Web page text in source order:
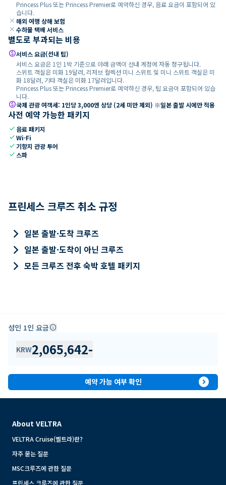
Princess Plus 또는 Princess Premier로 예약하신 경우, 음료 요금이 포함되어 있
습니다.
close 해외 여행 상해 보험
close 수하물 택배 서비스
별도로 부과되는 비용
paid서비스 요금(선내 팁)
서비스 요금은 1인 1박 기준으로 아래 금액이 선내 계정에 자동 청구됩니다.
스위트 객실은 미화 19달러, 리저브 컬렉션 미니 스위트 및 미니 스위트 객실은 미
화 18달러, 기타 객실은 미화 17달러입니다.
Princess Plus 또는 Princess Premier로 예약하신 경우, 팁 요금이 포함되어 있습
니다.
paid국제 관광 여객세: 1인당 3,000엔 상당 (2세 미만 제외) ※일본 출발 시에만 적용
사전 예약 가능한 패키지
check 음료 패키지
checkWi-Fi
check 기항지 관광 투어
check 스파
프린세스 크루즈 취소 규정
keyboard_arrow_right 일본 출발·도착 크루즈
keyboard_arrow_right 일본 출발·도착이 아닌 크루즈
keyboard_arrow_right 모든 크루즈 전후 숙박 호텔 패키지
성인 1인 요금info
KRW2,065,642-
예약 가능 여부 확인 expand_circle_right
About VELTRA
VELTRA Cruise(벨트라)란?
자주 묻는 질문
MSC크루즈에 관한 질문
프린세스 크루즈에 관한 질문